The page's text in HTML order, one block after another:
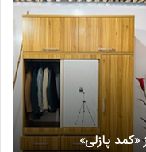
پازلی»
در